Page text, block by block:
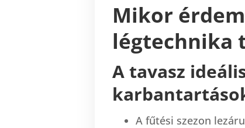
Mikor
légtechnika
A tavasz
A fűtési szezon